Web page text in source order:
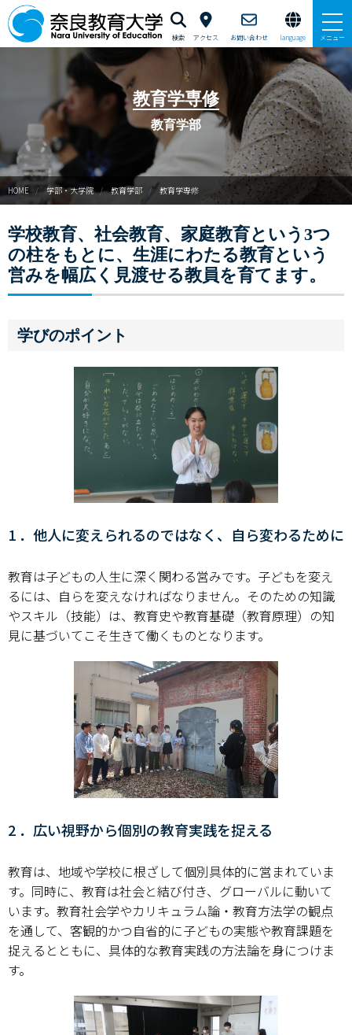
検索 アクセス お問い合わせ language メニュー
本学で学びたい方へ
在学生の方へ
卒業生・修了生の方、現職教員の方へ
自治体・企業の方へ
一般・地域の方へ
教職員の方へ
入試情報
学部・大学院
進路・就職
教育・学生生活
国際交流・留学
産官学連携
奈良国立大学機構
図書館
ESD・SDGsセンター
情報センター
自然環境教育センター
理数教育研究センター
特別支援教育研究センター
Nara ISC/ 国際戦略センター
こどもの学びと育ちセンター(C-CHILD)
保健センター
お問い合わせ窓口一覧
教育学専修
教育学部
HOME 学部・大学院 教育学部 教育学専修
学校教育、社会教育、家庭教育という3つ
の柱をもとに、生涯にわたる教育という
営みを幅広く見渡せる教員を育てます。
学びのポイント
1 ．他人に変えられるのではなく、自ら変わるために
教育は子どもの人生に深く関わる営みです。子どもを変え
るには、自らを変えなければなりません。そのための知識
やスキル（技能）は、教育史や教育基礎（教育原理）の知
見に基づいてこそ生きて働くものとなります。
2 ．広い視野から個別の教育実践を捉える
教育は、地域や学校に根ざして個別具体的に営まれていま
す。同時に、教育は社会と結び付き、グローバルに動いて
います。教育社会学やカリキュラム論・教育方法学の観点
を通して、客観的かつ自省的に子どもの実態や教育課題を
捉えるとともに、具体的な教育実践の方法論を身につけま
す。